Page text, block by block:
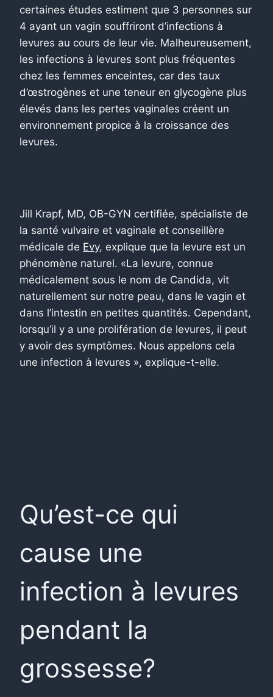
certaines études estiment que 3 personnes sur
4 ayant un vagin souffriront d’infections à
levures au cours de leur vie. Malheureusement,
les infections à levures sont plus fréquentes
chez les femmes enceintes, car des taux
d’œstrogènes et une teneur en glycogène plus
élevés dans les pertes vaginales créent un
environnement propice à la croissance des
levures.
Jill Krapf, MD, OB-GYN certifiée, spécialiste de
la santé vulvaire et vaginale et conseillère
médicale de Evy, explique que la levure est un
phénomène naturel. «La levure, connue
médicalement sous le nom de Candida, vit
naturellement sur notre peau, dans le vagin et
dans l’intestin en petites quantités. Cependant,
lorsqu’il y a une prolifération de levures, il peut
y avoir des symptômes. Nous appelons cela
une infection à levures », explique-t-elle.
Qu’est-ce qui
cause une
infection à levures
pendant la
grossesse?